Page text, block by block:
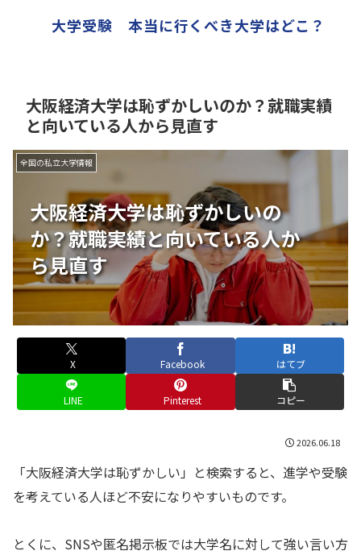
大学受験 本当に行くべき大学はどこ？
大阪経済大学は恥ずかしいのか？就職実績
と向いている人から見直す
大阪経済大学は恥ずかしいの
か？就職実績と向いている人か
ら見直す
全国の私立大学情報
X Facebook はてブ
LINE Pinterest コピー
2026.06.18
「大阪経済大学は恥ずかしい」と検索すると、進学や受験
を考えている人ほど不安になりやすいものです。
とくに、SNSや匿名掲示板では大学名に対して強い言い方